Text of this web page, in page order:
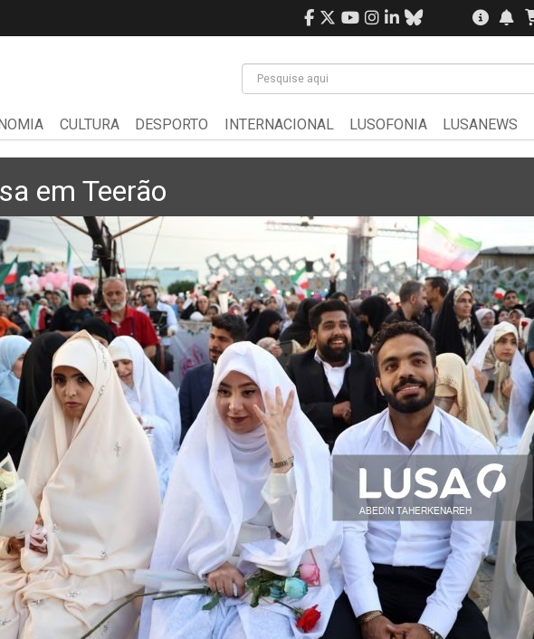
CULTURA DESPORTO INTERNACIONAL LUSOFONIA LUSANEWS
em Teerão